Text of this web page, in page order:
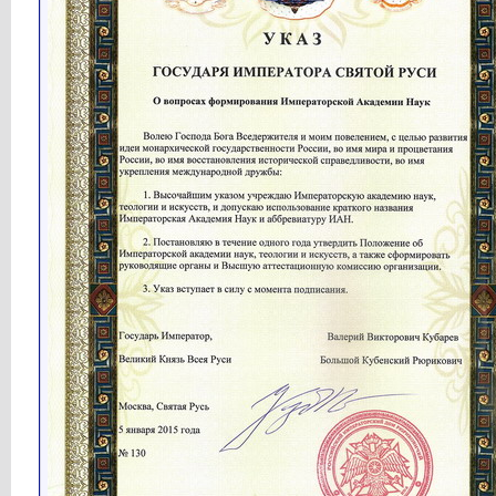
Кубарев
Новости Святой Руси...23.07.2016,
09:24
Сергей1
135 млн РУССКИХ ВЫБИРАЮТ...23.07.2016,
Сергей1
Сергей1
ЦЕНТРАЛЬНЫЙ БАНК РОССИИ (ЦБ)...24.07.2016,11:04
Сергей Пашков Коммунист из Татарстана...28.07.2016,16:54
Владислав-Ф
Кубарев
Вышла статья профессора...01.08.2016,12:21
Кубарев Новости Святой Руси...04.08.2016,14:50
Кубарев
Кубарев http://www.fundprinces.ru/imag...28.09.2016,18:51
Кубарев http://www.fundprinces.ru/imag...
Кубарев Новости Святой Руси...29.09.2016,14:46
Кубарев http://www.fundprinces.ru/imag...29.09.2016,14:47
Кубарев http://www.fundprinces.ru/imag...29.09.2016,
Кубарев Новости Святой Руси...
Кубарев http://www.fundprinces.ru/imag... 30.09.2016,14:56
Кубарев http://www.fundprinces.ru/imag... 30.09.2016,14:56
Кубарев
http://www.fundprinces.ru/imag...30.09.2016,
happiness111 очень интересно09.10.2016,
16:27
Кубарев Новости Святой Руси...29.10.2016,16:51
Кубарев Выступление И. М. Фёдоровой:...29.10.2016, 16:52
Кубарев
Внутреннее убранство Улицы...29.10.2016,16:53